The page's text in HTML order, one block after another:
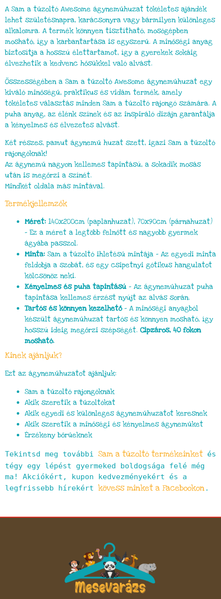
A Sam a tűzoltó Awesome ágyneműhuzat tökéletes ajándék
lehet születésnapra, karácsonyra vagy bármilyen különleges
alkalomra. A termék könnyen tisztítható, mosógépben
mosható, így a karbantartása is egyszerű. A minőségi anyag
biztosítja a hosszú élettartamot, így a gyerekek sokáig
élvezhetik a kedvenc hősükkel való alvást.
Összességében a Sam a tűzoltó Awesome ágyneműhuzat egy
kiváló minőségű, praktikus és vidám termék, amely
tökéletes választás minden Sam a tűzoltó rajongó számára. A
puha anyag, az élénk színek és az inspiráló dizájn garantálja
a kényelmes és élvezetes alvást.
Két részes, pamut ágynemű huzat szett, igazi Sam a tűzoltó
rajongóknak!
Az ágynemű nagyon kellemes tapintású, a sokadik mosás
után is megőrzi a színét.
Mindkét oldala más mintával.
Termékjellemzők
Méret: 140x200cm (paplanhuzat), 70x90cm (párnahuzat)
– Ez a méret a legtöbb felnőtt és nagyobb gyermek
ágyába passzol.
Minta: Sam a tűzoltó ihletésű mintája – Az egyedi minta
feldobja a szobát, és egy csipetnyi gótikus hangulatot
kölcsönöz neki.
Kényelmes és puha tapintású – Az ágyneműhuzat puha
tapintása kellemes érzést nyújt az alvás során.
Tartós és könnyen kezelhető– A minőségi anyagból
készült ágyneműhuzat tartós és könnyen mosható, így
hosszú ideig megőrzi szépségét. Cipzáros, 40 fokon
mosható.
Kinek ajánljuk?
Ezt az ágyneműhuzatot ajánljuk:
Sam a tűzoltó rajongóknak
Akik szeretik a tűzoltókat
Akik egyedi és különleges ágyneműhuzatot keresnek
Akik szeretik a minőségi és kényelmes ágyneműket
Érzékeny bőrűeknek
Tekintsd meg további Sam a tűzoltó termékeinket és
tégy egy lépést gyermeked boldogsága felé még
ma! Akciókért, kupon kedvezményekért és a
legfrissebb hírekért kövess minket a Facebookon.